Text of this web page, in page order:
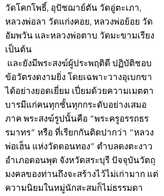
วัดโคกโพธิ์, อุปัชฌาย์ตัน วัดอู่ตะเภา,
หลวงพ่อลา วัดแก่งคอย, หลวงพ่อย้อย วัด
อัมพวัน และหลวงพ่อตาบ วัดมะขามเรียง
เป็นต้น
และยังมีพระสงฆ์ผู้ประพฤติดี ปฏิบัติชอบ
ข้อวัตรงดงามยิ่ง โดยเฉพาะวางอุเบกขา
ได้อย่างยอดเยี่ยม เปี่ยมด้วยความเมตตา
บารมีแก่คนทุกชั้นทุกกระดับอย่างเสมอ
ภาค พระสงฆ์รูปนั้นคือ “พระครูอรรถธร
รมาทร” หรือ ที่เรียกกันติดปากว่า “หลวง
พ่อเฮ็น แห่งวัดดอนทอง” ตำบลดงตะงาว
อำเภอดอนพุด จังหวัดสระบุรี ปัจจุบันวัตถุ
มงคลของท่านถึงจะสร้างไว้ไม่เก่ามาก แต่
ความนิยมในหมู่นักสะสมก็ไม่ธรรมดา